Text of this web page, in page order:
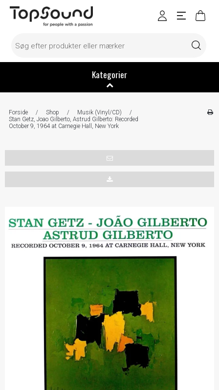
Kategorier
Forside / Shop / Musik (Vinyl/CD)
/
Stan Getz, Joao Gilberto, Astrud Gilberto: Recorded
October 9, 1964 at Carnegie Hall, New York